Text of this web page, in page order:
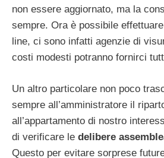
non essere aggiornato, ma la
sempre. Ora è possibile
line, ci sono infatti agenzie di
costi modesti potranno fornirci
Un altro particolare non poco
sempre all’amministratore il
all’appartamento di nostro
di verificare le delibere
Questo per evitare sorprese